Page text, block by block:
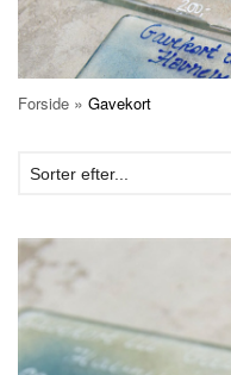
JUL
UDENDØRS KUNST
KUNSTTRYK OG KORT
FIGURER
Forside » Gavekort